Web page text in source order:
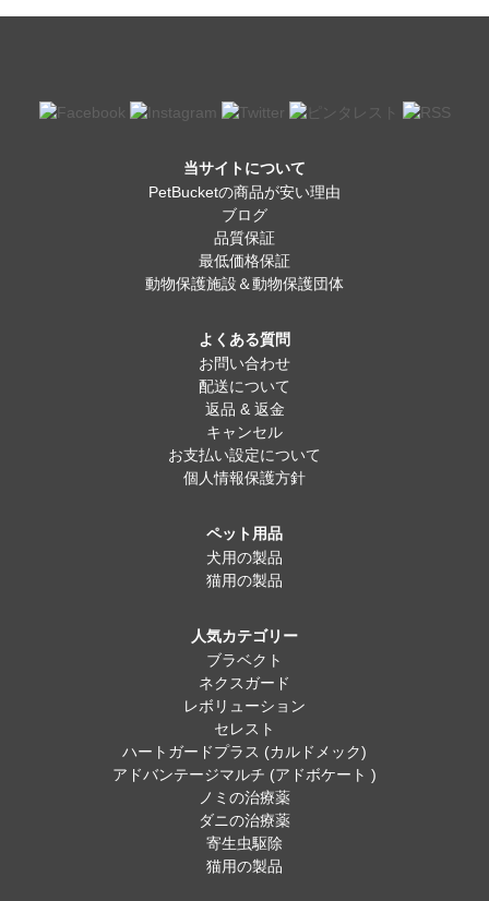
当サイトについて
PetBucketの商品が安い理由
ブログ
品質保証
最低価格保証
動物保護施設＆動物保護団体
よくある質問
お問い合わせ
配送について
返品 & 返金
キャンセル
お支払い設定について
個人情報保護方針
ペット用品
犬用の製品
猫用の製品
人気カテゴリー
ブラベクト
ネクスガード
レボリューション
セレスト
ハートガードプラス (カルドメック)
アドバンテージマルチ (アドボケート )
ノミの治療薬
ダニの治療薬
寄生虫駆除
猫用の製品